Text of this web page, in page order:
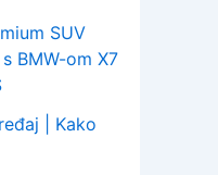
SUV
BMW-om X7
| Kako